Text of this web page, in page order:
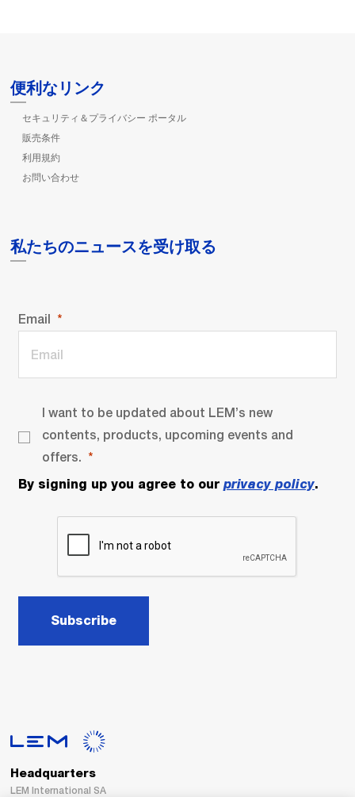
便利なリンク
セキュリティ＆プライバシー ポータル
販売条件
利用規約
お問い合わせ
私たちのニュースを受け取る
Email
I want to be updated about LEM’s new
contents, products, upcoming events and
offers.
By signing up you agree to our privacy policy.
Subscribe
Headquarters
LEM International SA